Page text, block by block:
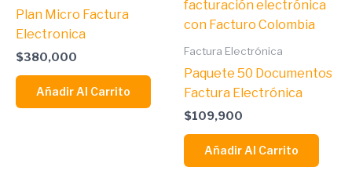
Plan Micro Factura
Electronica
$380,000
Añadir Al Carrito
Factura Electrónica
Paquete 50 Documentos
Factura Electrónica
$109,900
Añadir Al Carrito